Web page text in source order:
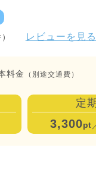
レビューを見
料金 （別途交通費）
定期
3,300pt